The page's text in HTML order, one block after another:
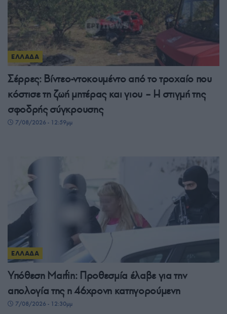
ΕΛΛΑΔΑ
Σέρρες: Βίντεο-ντοκουμέντο από το τροχαίο που
κόστισε τη ζωή μητέρας και γιου – Η στιγμή της
σφοδρής σύγκρουσης
7/08/2026 - 12:59μμ
ΕΛΛΑΔΑ
Υπόθεση Marfin: Προθεσμία έλαβε για την
απολογία της η 46χρονη κατηγορούμενη
7/08/2026 - 12:30μμ